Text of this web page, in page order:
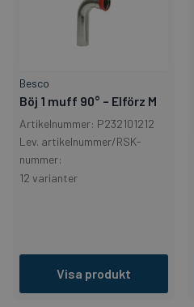
Besco
Böj 1 muff 90° – Elförz M
Artikelnummer: P232101212
Lev. artikelnummer/RSK-
nummer:
12 varianter
Visa produkt